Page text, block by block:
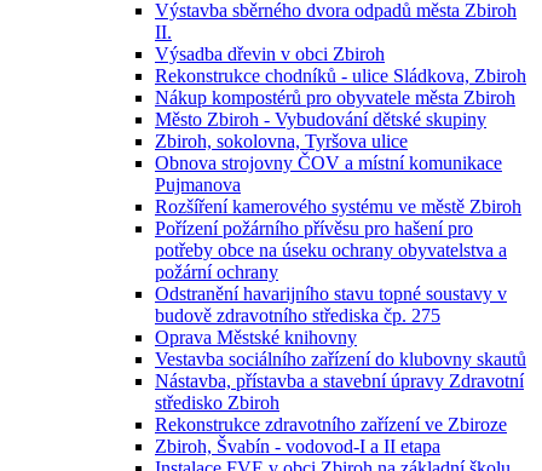
Výstavba sběrného dvora odpadů města Zbiroh
II.
Výsadba dřevin v obci Zbiroh
Rekonstrukce chodníků - ulice Sládkova, Zbiroh
Nákup kompostérů pro obyvatele města Zbiroh
Město Zbiroh - Vybudování dětské skupiny
Zbiroh, sokolovna, Tyršova ulice
Obnova strojovny ČOV a místní komunikace
Pujmanova
Rozšíření kamerového systému ve městě Zbiroh
Pořízení požárního přívěsu pro hašení pro
potřeby obce na úseku ochrany obyvatelstva a
požární ochrany
Odstranění havarijního stavu topné soustavy v
budově zdravotního střediska čp. 275
Oprava Městské knihovny
Vestavba sociálního zařízení do klubovny skautů
Nástavba, přístavba a stavební úpravy Zdravotní
středisko Zbiroh
Rekonstrukce zdravotního zařízení ve Zbiroze
Zbiroh, Švabín - vodovod-I a II etapa